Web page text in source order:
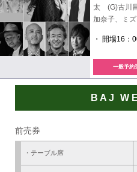
太 (G)古川
加奈子、ミ
・ 開場16
一般予約
BAJ
前売券
・テーブル席